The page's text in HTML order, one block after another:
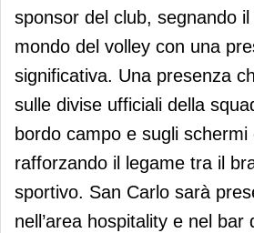
sponsor del club, segnando il
mondo del volley con una
significativa. Una presenza
sulle divise ufficiali della
bordo campo e sugli schermi
rafforzando il legame tra il
sportivo. San Carlo sarà
nell’area hospitality e nel bar